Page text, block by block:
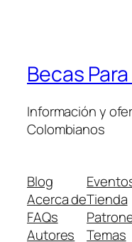
Becas
Información y
Colombianos
Blog
Acerca de
FAQs
Autores
Tienda
Temas